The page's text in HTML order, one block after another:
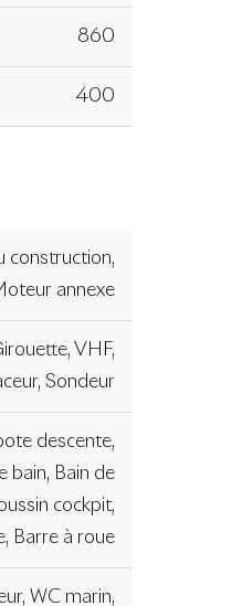
860
400
construction,
annexe
VHF,
Sondeur
descente,
bain, Bain de
cockpit,
Barre à roue
WC marin,